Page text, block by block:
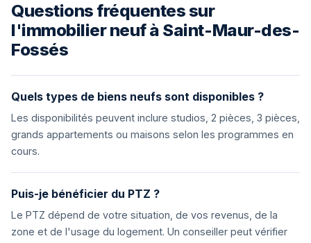
Questions fréquentes sur
l'immobilier neuf à Saint-Maur-des-
Fossés
Quels types de biens neufs sont disponibles ?
Les disponibilités peuvent inclure studios, 2 pièces, 3 pièces,
grands appartements ou maisons selon les programmes en
cours.
Puis-je bénéficier du PTZ ?
Le PTZ dépend de votre situation, de vos revenus, de la
zone et de l'usage du logement. Un conseiller peut vérifier